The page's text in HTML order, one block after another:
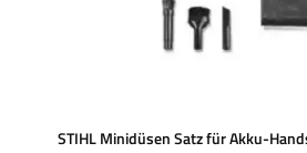
STIHL Minidüsen Satz für Akku-